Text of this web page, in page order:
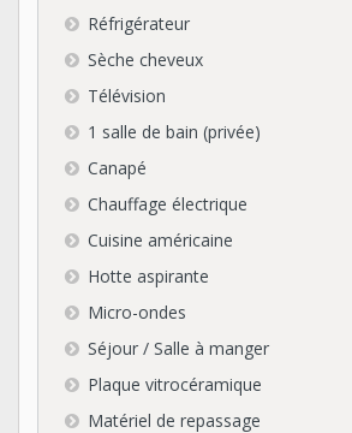
Réfrigérateur
Sèche cheveux
Télévision
1 salle de bain (privée)
Canapé
Chauffage électrique
Cuisine américaine
Hotte aspirante
Micro-ondes
Séjour / Salle à manger
Plaque vitrocéramique
Matériel de repassage